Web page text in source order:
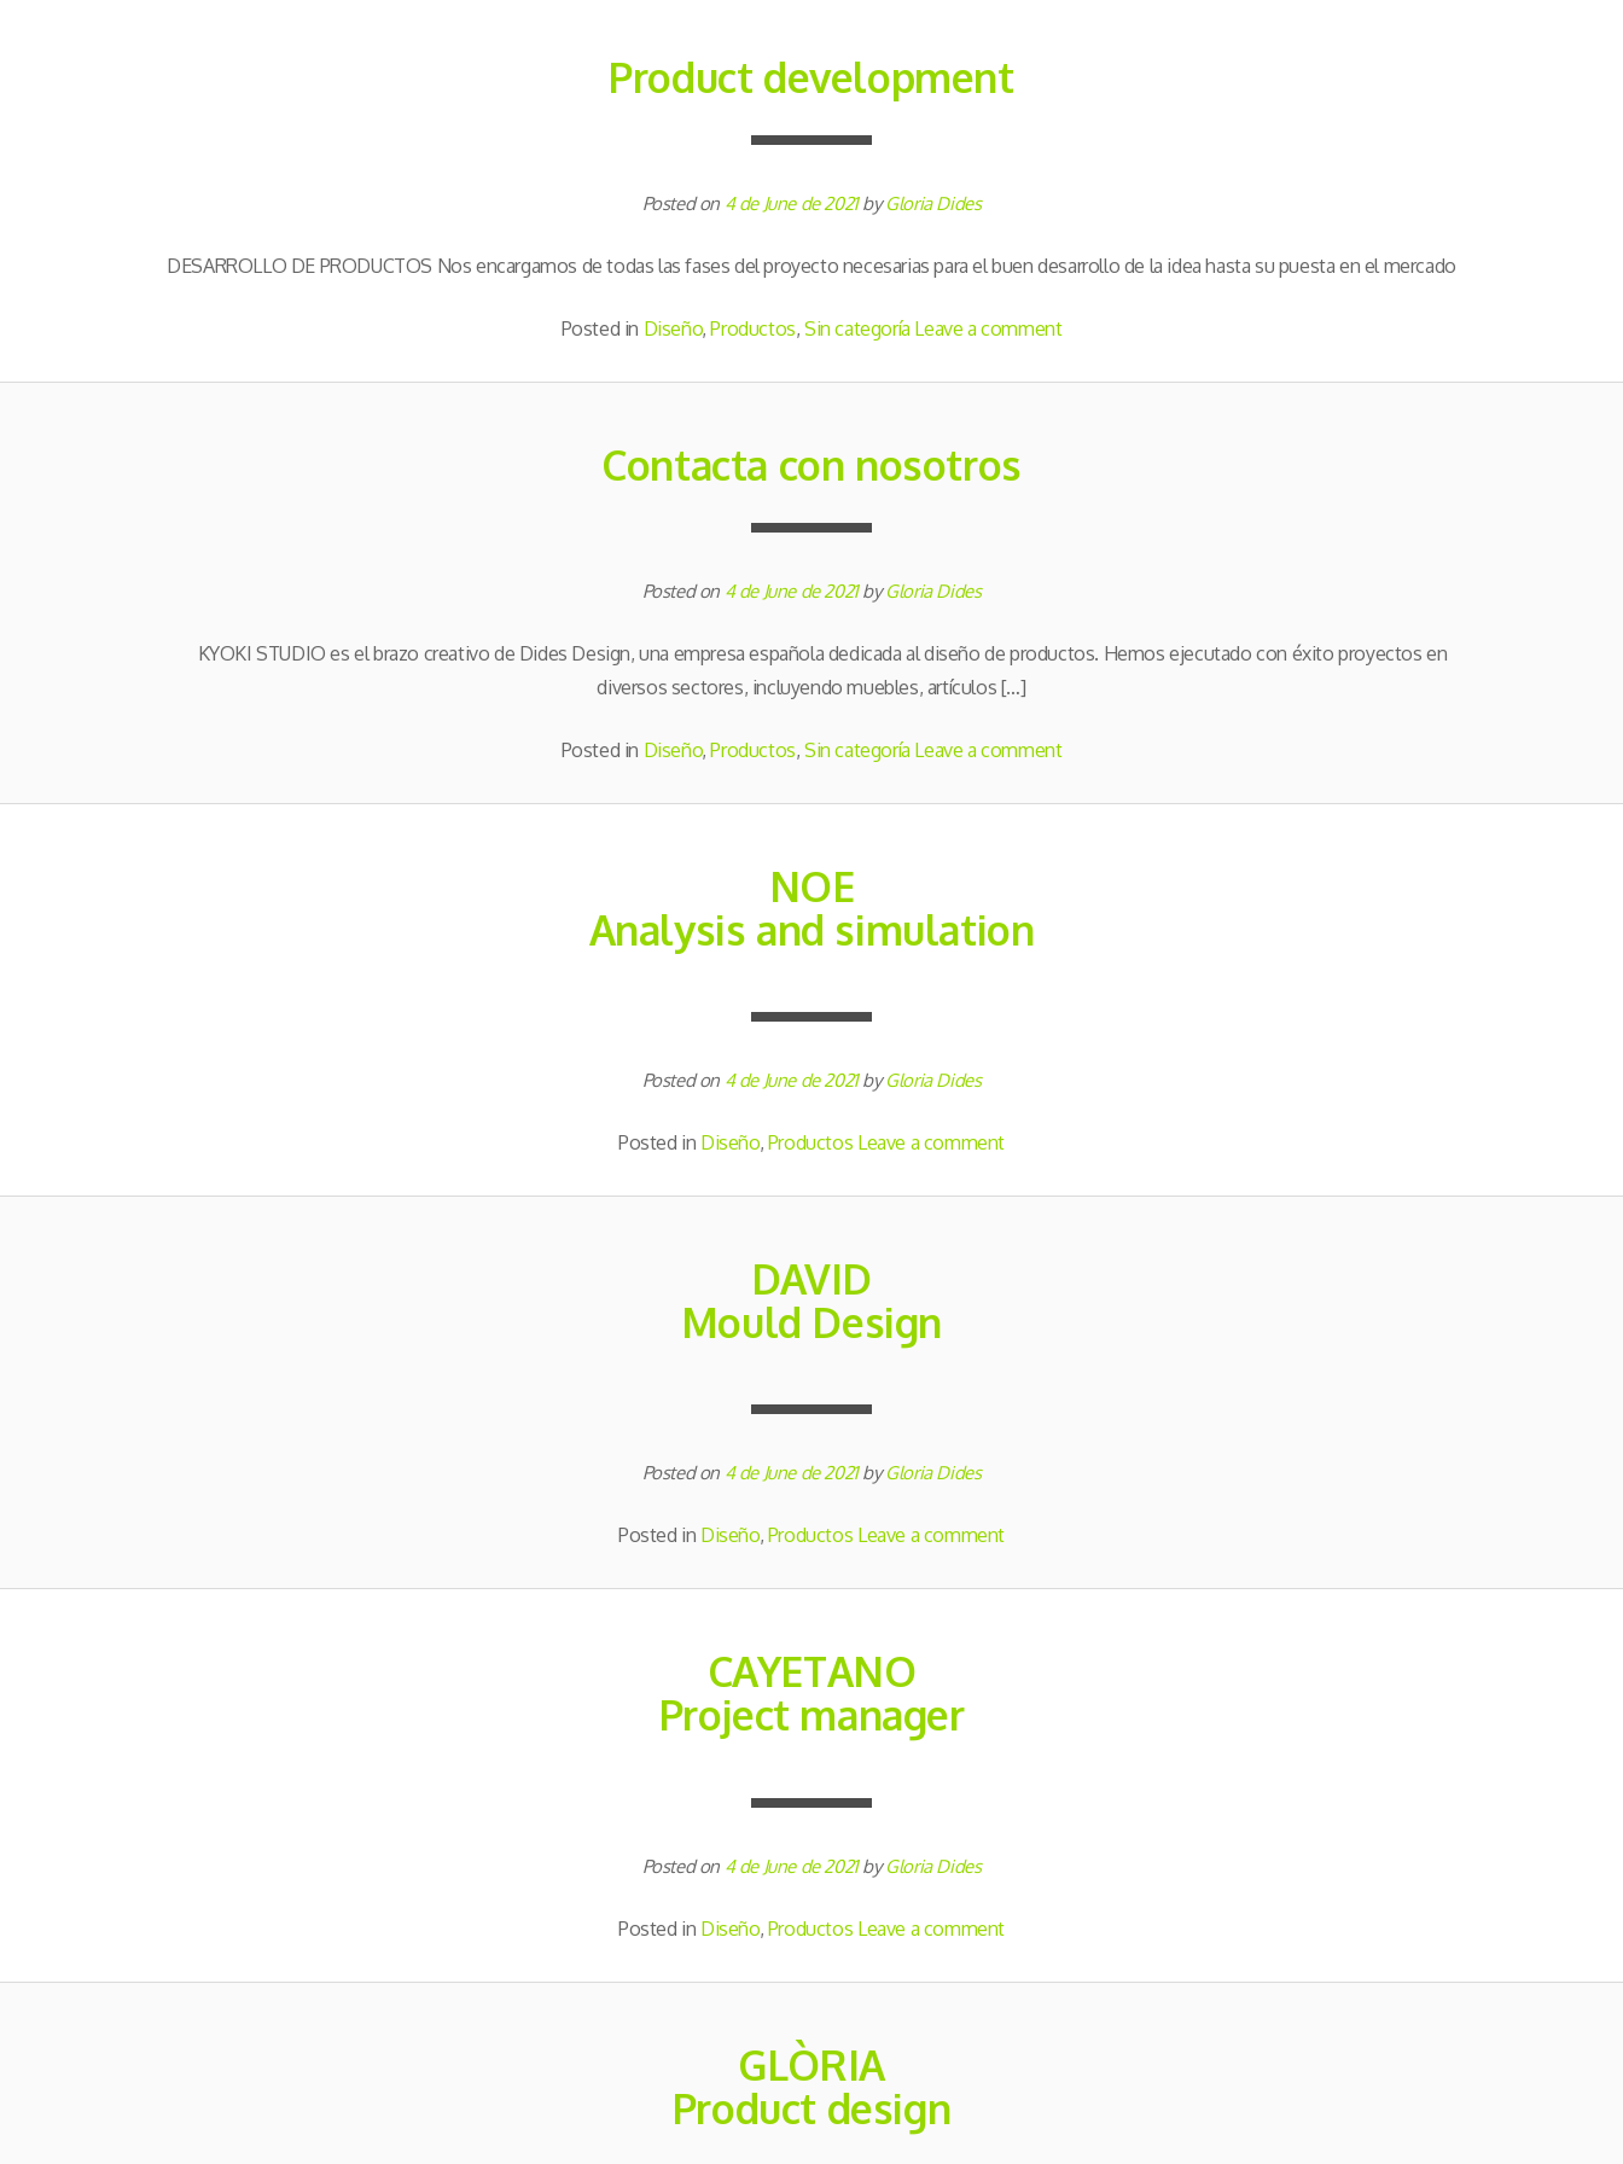
Product development
Posted on 4 de June de 2021byGloria Dides
DESARROLLO DE PRODUCTOS Nos encargamos de todas las fases del proyecto necesarias para el buen desarrollo de la idea hasta su puesta en el mercado
Posted in Diseño,Productos, Sin categoría Leave a comment
Contacta con nosotros
Posted on 4 de June de 2021byGloria Dides
KYOKI STUDIO es el brazo creativo de Dides Design, una empresa española dedicada al diseño de productos. Hemos ejecutado con éxito proyectos en
diversos sectores, incluyendo muebles, artículos […]
Posted in Diseño,Productos, Sin categoría Leave a comment
NOE
Analysis and simulation
Posted on 4 de June de 2021byGloria Dides
Posted in Diseño, Productos Leave a comment
DAVID
Mould Design
Posted on 4 de June de 2021byGloria Dides
Posted in Diseño, Productos Leave a comment
CAYETANO
Project manager
Posted on 4 de June de 2021byGloria Dides
Posted in Diseño, Productos Leave a comment
GLÒRIA
Product design